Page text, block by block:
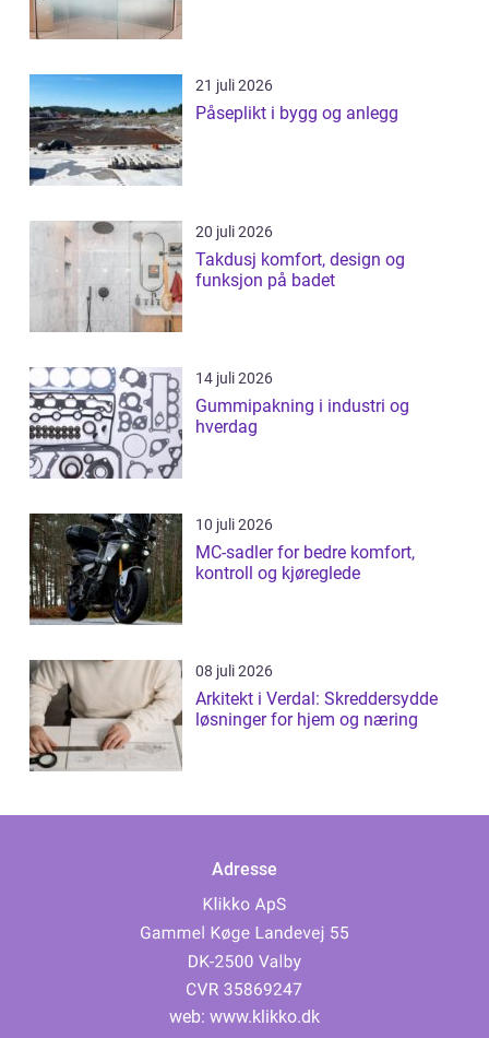
21 juli 2026
Påseplikt i bygg og anlegg
20 juli 2026
Takdusj komfort, design og
funksjon på badet
14 juli 2026
Gummipakning i industri og
hverdag
10 juli 2026
MC-sadler for bedre komfort,
kontroll og kjøreglede
08 juli 2026
Arkitekt i Verdal: Skreddersydde
løsninger for hjem og næring
Adresse
web: www.klikko.dk